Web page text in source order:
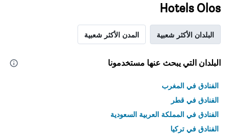
Hotels Olos
البلدان الأكثر شعبية المدن الأكثر شعبية
البلدان التي يبحث عنها مستخدمونا
الفنادق في المغرب
الفنادق في قطر
الفنادق في المملكة العربية السعودية
الفنادق في تركيا